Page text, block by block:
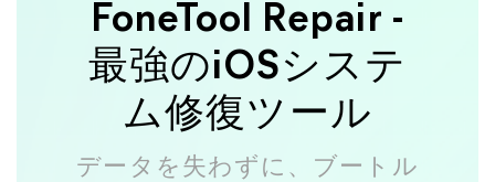
FoneTool Repair -
最強のiOSシステ
ム修復ツール
データを失わずに、ブートル